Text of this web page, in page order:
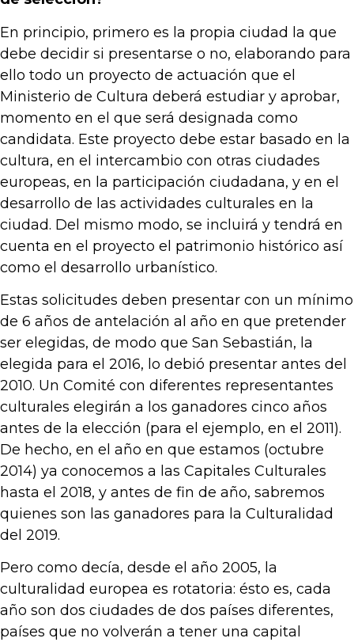
En principio, primero es la propia ciudad la que
debe decidir si presentarse o no, elaborando para
ello todo un proyecto de actuación que el
Ministerio de Cultura deberá estudiar y aprobar,
momento en el que será designada como
candidata. Este proyecto debe estar basado en la
cultura, en el intercambio con otras ciudades
europeas, en la participación ciudadana, y en el
desarrollo de las actividades culturales en la
ciudad. Del mismo modo, se incluirá y tendrá en
cuenta en el proyecto el patrimonio histórico así
como el desarrollo urbanístico.
Estas solicitudes deben presentar con un mínimo
de 6 años de antelación al año en que pretender
ser elegidas, de modo que San Sebastián, la
elegida para el 2016, lo debió presentar antes del
2010. Un Comité con diferentes representantes
culturales elegirán a los ganadores cinco años
antes de la elección (para el ejemplo, en el 2011).
De hecho, en el año en que estamos (octubre
2014) ya conocemos a las Capitales Culturales
hasta el 2018, y antes de fin de año, sabremos
quienes son las ganadores para la Culturalidad
del 2019.
Pero como decía, desde el año 2005, la
culturalidad europea es rotatoria: ésto es, cada
año son dos ciudades de dos países diferentes,
países que no volverán a tener una capital